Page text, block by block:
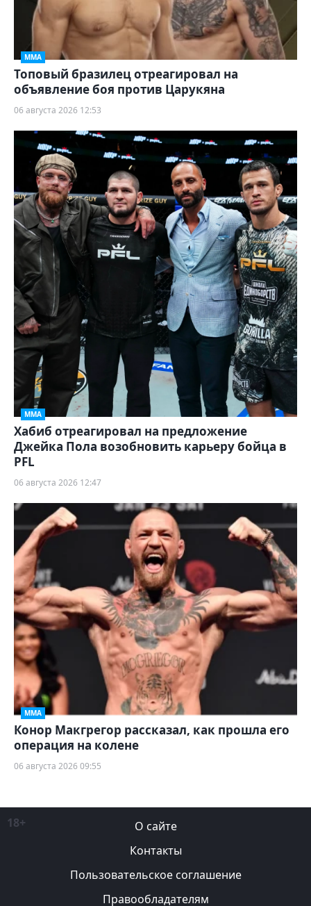
ММА
Топовый бразилец отреагировал на
объявление боя против Царукяна
06 августа 2026 12:53
ММА
Хабиб отреагировал на предложение
Джейка Пола возобновить карьеру бойца в
PFL
06 августа 2026 12:47
ММА
Конор Макгрегор рассказал, как прошла его
операция на колене
06 августа 2026 09:55
18+
О сайте
Контакты
Пользовательское соглашение
Правообладателям